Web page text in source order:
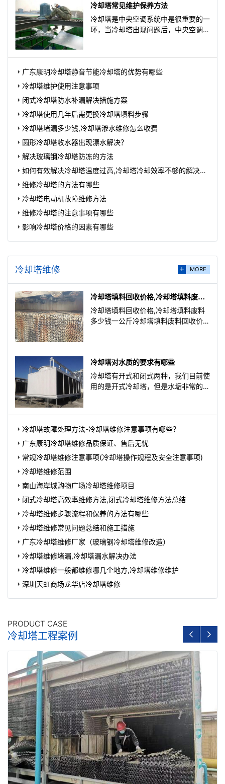
冷却塔常见维护保养方法
冷却塔是中央空调系统中是很重要的一
环，当冷却塔出现问题后，中央空调的
广东康明冷却塔静音节能冷却塔的优势有哪些
冷却塔维护使用注意事项
闭式冷却塔防水补漏解决措施方案
冷却塔使用几年后需更换冷却塔填料步骤
冷却塔堵漏多少钱,冷却塔渗水维修怎么收费
圆形冷却塔收水器出现漂水解决？
解决玻璃钢冷却塔防冻的方法
如何有效解决冷却塔温度过高,冷却塔冷却效率不够的解决方
法 维修冷却塔的方法有哪些
冷却塔电动机故障维修方法
维修冷却塔的注意事项有哪些
影响冷却塔价格的因素有哪些
冷却塔维修 MORE
冷却塔填料回收价格,冷却塔填料废料
多少钱一公斤
冷却塔填料回收价格,冷却塔填料废料
多少钱一公斤冷却塔填料废料回收价格
冷却塔对水质的要求有哪些
冷却塔有开式和闭式两种，我们目前使
用的是开式冷却塔，但是水垢非常的
冷却塔故障处理方法-冷却塔维修注意事项有哪些？
广东康明冷却塔维修品质保证、售后无忧
常规冷却塔维修注意事项(冷却塔操作规程及安全注意事项)
冷却塔维修范围
南山海岸城购物广场冷却塔维修项目
闭式冷却塔高效率维修方法,闭式冷却塔维修方法总结
冷却塔维修步骤流程和保养的方法有哪些
冷却塔维修常见问题总结和施工措施
广东冷却塔维修厂家（玻璃钢冷却塔维修改造）
冷却塔维修堵漏,冷却塔漏水解决办法
冷却塔维修一般都维修哪几个地方,冷却塔维修维护
深圳天虹商场龙华店冷却塔维修
PRODUCT CASE
冷却塔工程案例